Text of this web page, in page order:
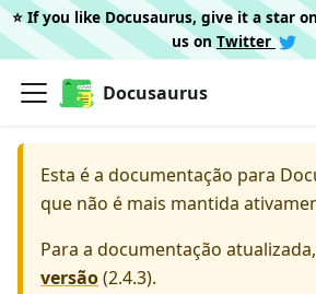
⭐️ If you like Docusaurus, give it a star
us on Twitter
Docusaurus
Esta é a documentação para
que não é mais mantida
Para a documentação
versão(2.4.3).